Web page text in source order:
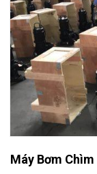
Máy Bơm